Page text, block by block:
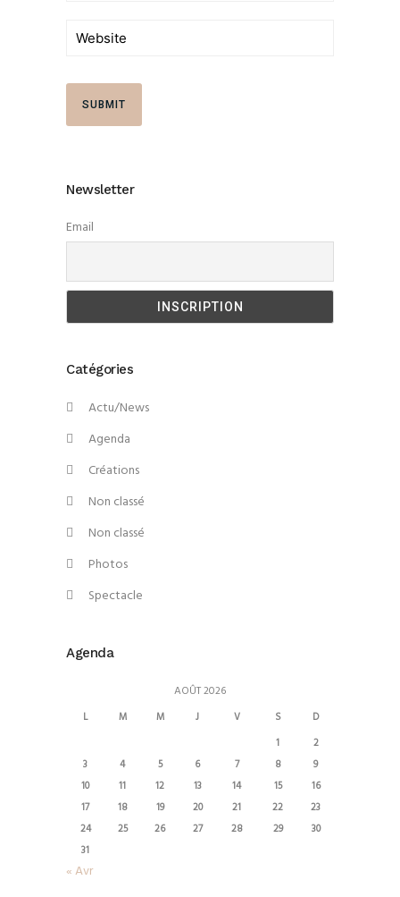
Newsletter
Email
Catégories
Actu/News
Agenda
Créations
Non classé
Non classé
Photos
Spectacle
Agenda
AOÛT 2026
L M M J V S
D
1
2
3
4 5 6 7 8
9
10
11 12 13 14 15
16
17
18 19 20 21 22
23
24
25 26 27 28 29
30
31
« Avr